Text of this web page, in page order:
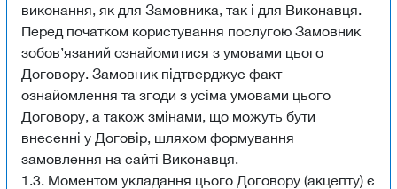
виконання, як для Замовника, так і для Виконавця.
Перед початком користування послугою Замовник
зобов’язаний ознайомитися з умовами цього
Договору. Замовник підтверджує факт
ознайомлення та згоди з усіма умовами цього
Договору, а також змінами, що можуть бути
внесенні у Договір, шляхом формування
замовлення на сайті Виконавця.
1.3. Моментом укладання цього Договору (акцепту) є